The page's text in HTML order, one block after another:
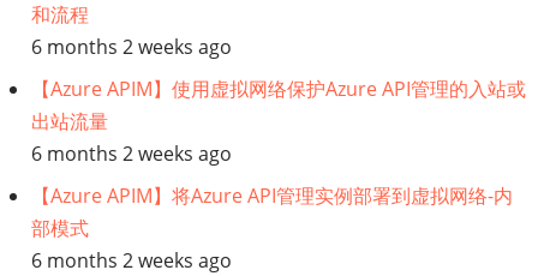
和流程
6 months 2 weeks ago
【Azure APIM】使用虚拟网络保护Azure API管理的入站或
出站流量
6 months 2 weeks ago
【Azure APIM】将Azure API管理实例部署到虚拟网络-内
部模式
6 months 2 weeks ago